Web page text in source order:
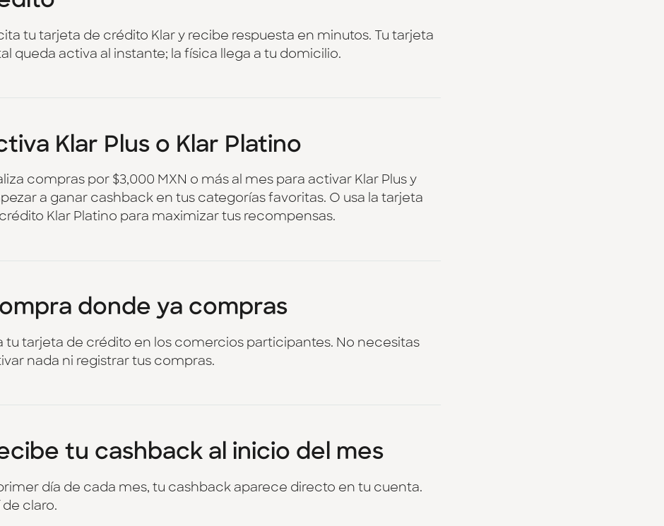
tu tarjeta de crédito Klar y recibe respuesta en minutos. Tu tarjeta
queda activa al instante; la física llega a tu domicilio.
Klar Plus o Klar Platino
compras por $3,000 MXN o más al mes para activar Klar Plus y
a ganar cashback en tus categorías favoritas. O usa la tarjeta
Klar Platino para maximizar tus recompensas.
donde ya compras
tu tarjeta de crédito en los comercios participantes. No necesitas
nada ni registrar tus compras.
tu cashback al inicio del mes
día de cada mes, tu cashback aparece directo en tu cuenta.
de claro.